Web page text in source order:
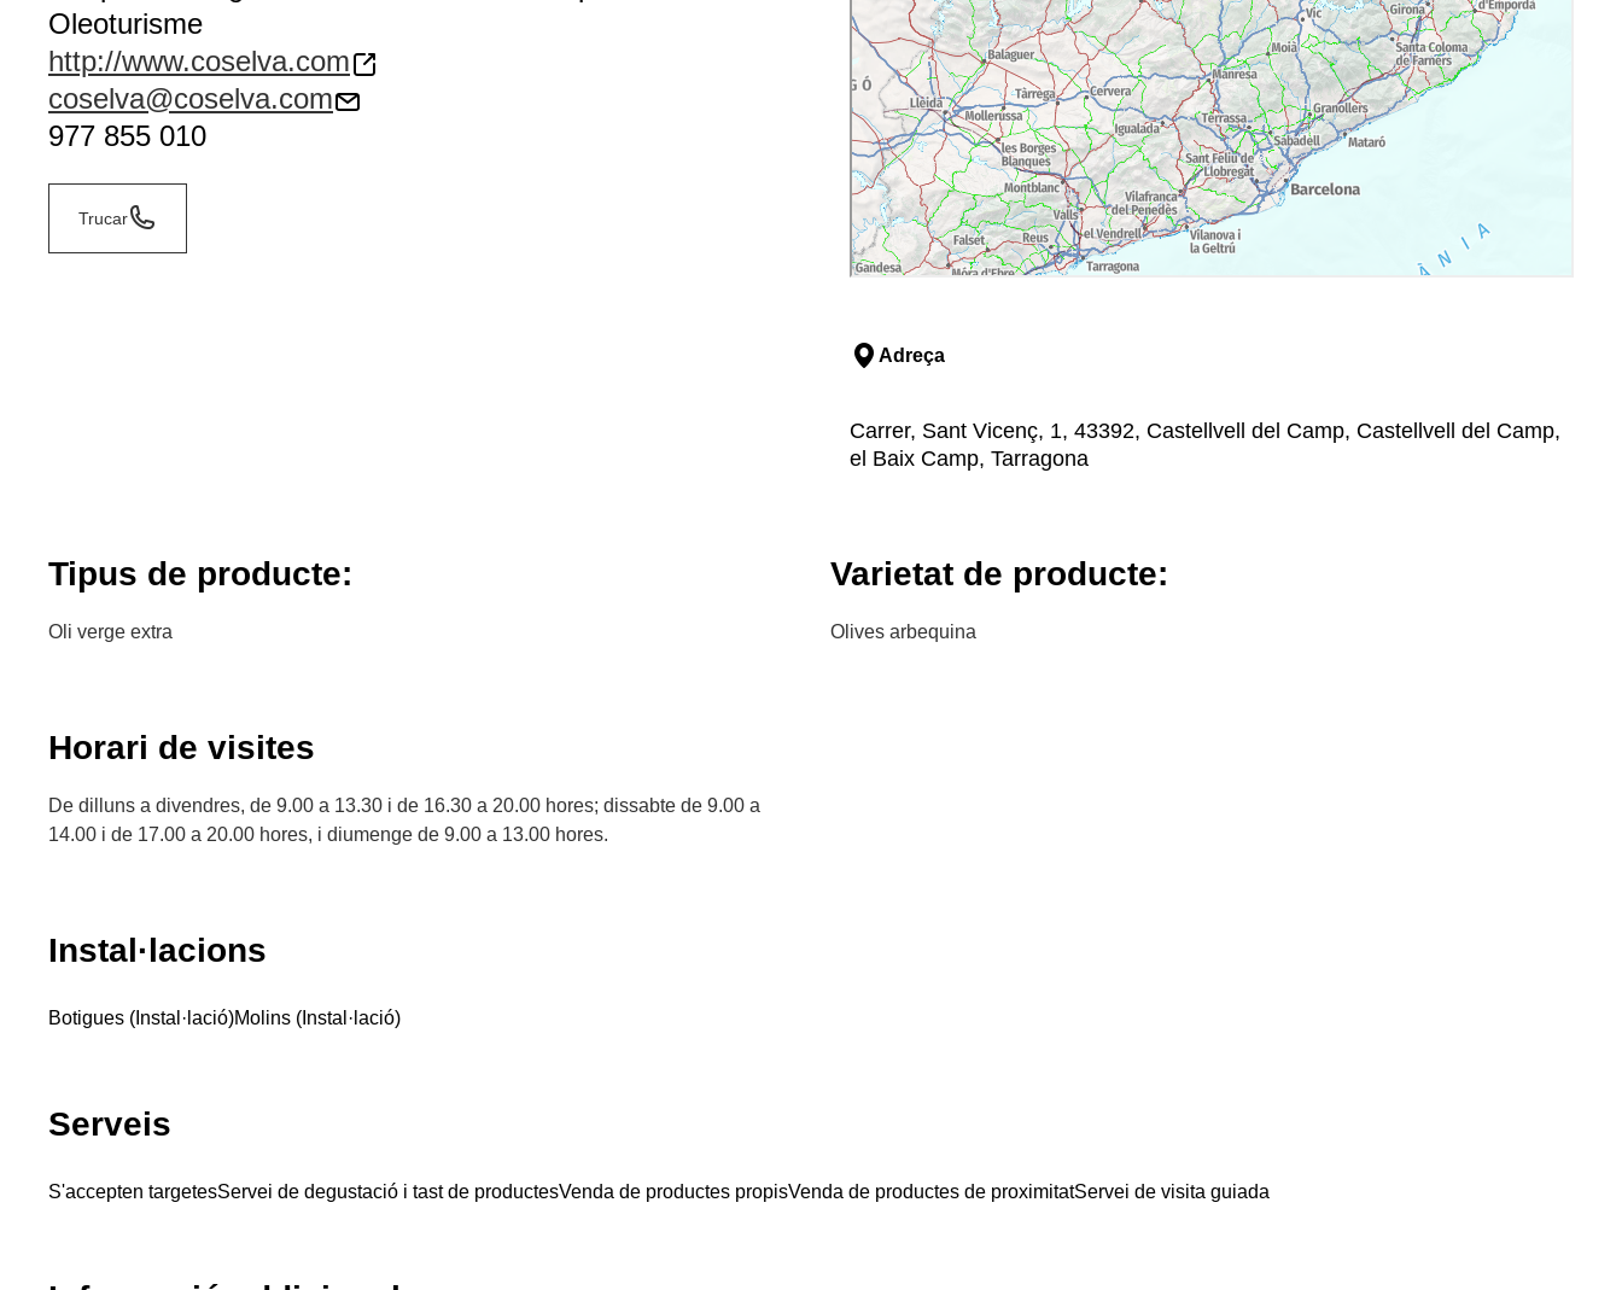
Oleoturisme
http://www.coselva.com
coselva@coselva.com
977 855 010
Trucar
Adreça
Carrer, Sant Vicenç, 1, 43392, Castellvell del Camp, Castellvell del Camp,
el Baix Camp, Tarragona
Tipus de producte:
Oli verge extra
Varietat de producte:
Olives arbequina
Horari de visites
De dilluns a divendres, de 9.00 a 13.30 i de 16.30 a 20.00 hores; dissabte de 9.00 a
14.00 i de 17.00 a 20.00 hores, i diumenge de 9.00 a 13.00 hores.
Instal·lacions
Botigues (Instal·lació)Molins (Instal·lació)
Serveis
S'accepten targetesServei de degustació i tast de productesVenda de productes propisVenda de productes de proximitatServei de visita guiada